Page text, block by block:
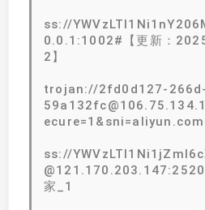
ss://
0.0.1:1002#【更新：
2】
trojan://2fd0d127-
ss://
家_1